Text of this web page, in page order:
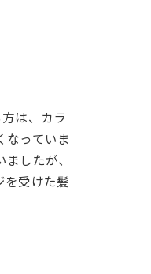
は、カラ
なっていま
したが、
を受けた髪